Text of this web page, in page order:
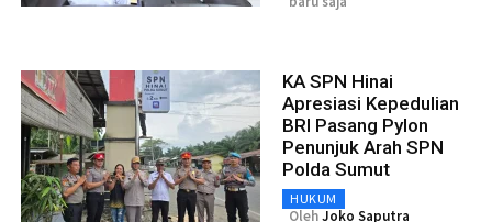
KA SPN Hinai
Apresiasi Kepedulian
BRI Pasang Pylon
Penunjuk Arah SPN
Polda Sumut
HUKUM
OlehJoko Saputra